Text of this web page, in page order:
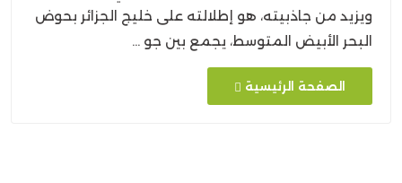
ويزيد من جاذبيته، هو إطلالته على خليج الجزائر بحوض
البحر الأبيض المتوسط، يجمع بين جو …
الصفحة الرئيسية